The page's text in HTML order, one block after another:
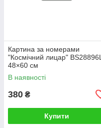
Картина за номерами
"Космічний лицар" BS28896L
48×60 см
В наявності
380 ₴
Купити